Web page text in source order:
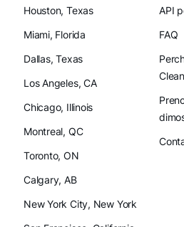
Houston, Texas
Miami, Florida
Dallas, Texas
Los Angeles, CA
Chicago, Illinois
Montreal, QC
Toronto, ON
Calgary, AB
New York City, New York
API
FAQ